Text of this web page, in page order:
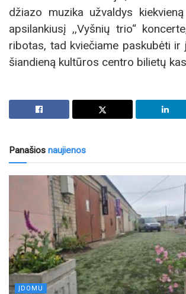
džiazo muzika užvaldys
apsilankiusį ,,Vyšnių trio“
ribotas, tad kviečiame paskubėti ir
šiandieną kultūros centro bilietų
Panašios naujienos
ĮDOMU